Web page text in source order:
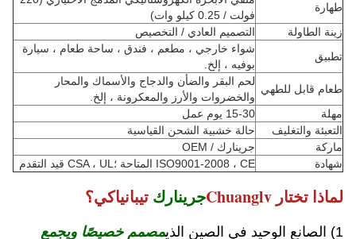
طهارة
فولت / 0.25 كيلو وات)
زينة الطاولة
التصميم العادي / التخصيص
تطبيق
شواء خارجي ، مطعم ، فندق ، ساحة طعام ، سيارة
بوفيه ، إلخ.
طعام قابل للطهي
لحم البقر والضأن والدجاج والأسماك والمحار
والخضروات والأرز والمعكرونة ، إلخ.
مهلة
15-30 يوم عمل
التعبئة والتغليف
حالة خشبية الشحن القياسية
ماركة
جرينارك / OEM
شهادة
ISO9001-2008 ، CE المتاحة ؛CSA ، UL قيد التقدم
لماذا تختار Chuanglv جرينارك تيبانياكي؟
1) الصانع الوحيد في الصين الذي
مصمم خصيصًا ويجمع